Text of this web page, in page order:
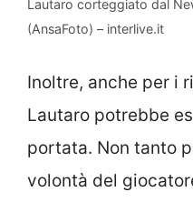
Lautaro corteggiato dal
(AnsaFoto) – interlive.it
Inoltre, anche per i
Lautaro potrebbe
portata. Non tanto
volontà del